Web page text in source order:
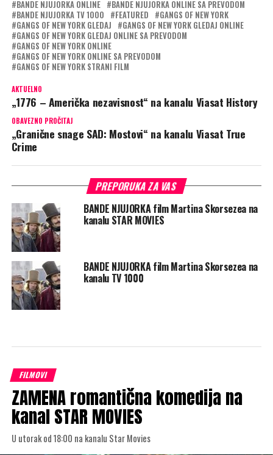
BANDE NJUJORKA ONLINE
BANDE NJUJORKA ONLINE SA PREVODOM
BANDE NJUJORKA TV 1000
FEATURED
GANGS OF NEW YORK
GANGS OF NEW YORK GLEDAJ
GANGS OF NEW YORK GLEDAJ ONLINE
GANGS OF NEW YORK GLEDAJ ONLINE SA PREVODOM
GANGS OF NEW YORK ONLINE
GANGS OF NEW YORK ONLINE SA PREVODOM
GANGS OF NEW YORK STRANI FILM
AKTUELNO
„1776 – Američka nezavisnost“ na kanalu Viasat History
OBAVEZNO PROČITAJ
„Granične snage SAD: Mostovi“ na kanalu Viasat True
Crime
PREPORUKA ZA VAS
BANDE NJUJORKA film Martina Skorsezea na
kanalu STAR MOVIES
BANDE NJUJORKA film Martina Skorsezea na
kanalu TV 1000
FILMOVI
ZAMENA romantična komedija na
kanal STAR MOVIES
U utorak od 18:00 na kanalu Star Movies